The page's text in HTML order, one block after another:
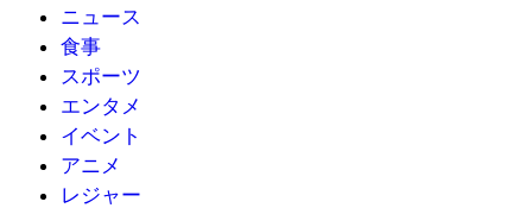
ニュース
食事
スポーツ
エンタメ
イベント
アニメ
レジャー